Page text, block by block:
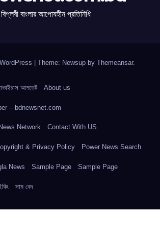
বিপ্লবী বাংলার আপোষহীন প্রতিনিধি
Theme: Newsup by Themeansar.
আপডেট About us
– bdnewsnet.com
Network Contact With US
& Privacy Policy Power News Search
News Sample Page Sample Page
সাম বেদ